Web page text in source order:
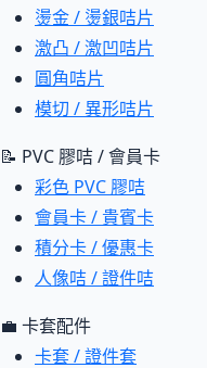
燙金 / 燙銀咭片
激凸 / 激凹咭片
圓角咭片
模切 / 異形咭片
📝 PVC 膠咭 / 會員卡
彩色 PVC 膠咭
會員卡 / 貴賓卡
積分卡 / 優惠卡
人像咭 / 證件咭
💼 卡套配件
卡套 / 證件套